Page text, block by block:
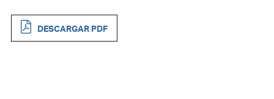
DESCARGAR PDF